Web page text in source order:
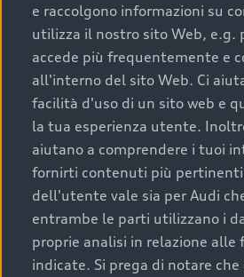
uno stato migliore del veicolo
durata nel tempo;
cronologia dei tagliandi: una
completa della vettura
costante e accurata;
condizioni della carrozzeria e
buona conservazione
precedente proprietario;
efficienza meccanica: motore,
componenti principali in
prestazioni affidabili e sicure.
e raccolgono informazioni su
utilizza il nostro sito Web, e.g.
accede più frequentemente e
all'interno del sito Web. Ci
facilità d'uso di un sito web e
la tua esperienza utente.
aiutano a comprendere i tuoi
fornirti contenuti più
dell'utente vale sia per Audi
entrambe le parti utilizzano i
proprie analisi in relazione alle
indicate. Si prega di notare che